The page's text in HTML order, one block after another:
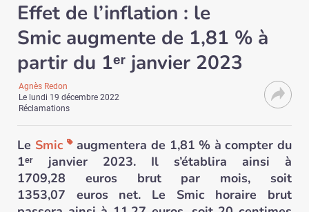
Effet de l’inflation : le
Smic augmente de 1,81 % à
partir du 1ᵉʳ janvier 2023
Agnès Redon
Le lundi 19 décembre 2022
Réclamations
Le Smic augmentera de 1,81 % à compter du
1ᵉʳ janvier 2023. Il s’établira ainsi à
1709,28 euros brut par mois, soit
1353,07 euros net. Le Smic horaire brut